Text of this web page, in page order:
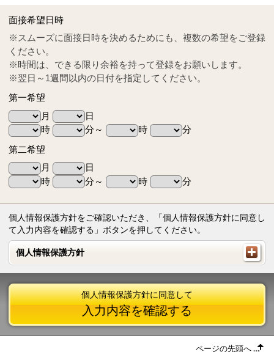
Tel
0570-55-0314
面接希望日時
※スムーズに面接日時を決めるためにも、複数の希望をご登録
ください。
※時間は、できる限り余裕を持って登録をお願いします。
※翌日～1週間以内の日付を指定してください。
第一希望
月
日
時
分～ 時
分
第二希望
月
日
時
分～ 時 分
個人情報保護方針をご確認いただき、「個人情報保護方針に同意し
て入力内容を確認する」ボタンを押してください。
個人情報保護方針
個人情報保護方針
個人情報保護方針に同意して
入力内容を確認する
ページの先頭へ